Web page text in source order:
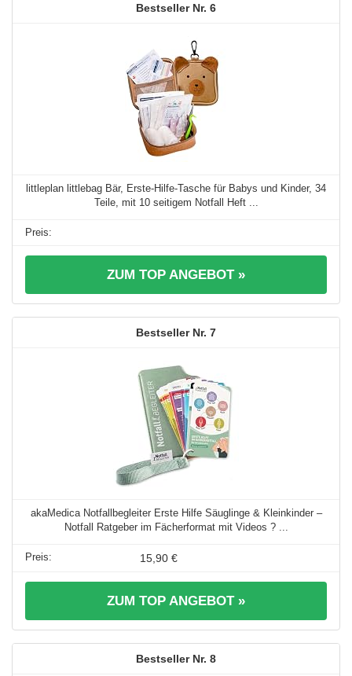
6
littleplan littlebag Bär, Erste-Hilfe-Tasche für Babys und Kinder, 34
Teile, mit 10 seitigem Notfall Heft ...
ZUM TOP ANGEBOT »
7
akaMedica Notfallbegleiter Erste Hilfe Säuglinge & Kleinkinder –
Notfall Ratgeber im Fächerformat mit Videos ? ...
15,90 €
ZUM TOP ANGEBOT »
8